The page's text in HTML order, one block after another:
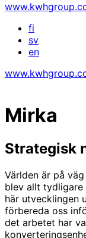
fi
sv
en
Mirka
Strategisk
Världen är på
blev allt tydligare
här utvecklingen
förbereda oss
det arbetet har